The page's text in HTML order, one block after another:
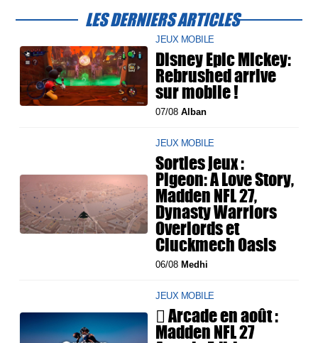
LES DERNIERS ARTICLES
JEUX MOBILE
Disney Epic Mickey:
Rebrushed arrive
sur mobile !
07/08Alban
JEUX MOBILE
Sorties jeux :
Pigeon: A Love Story,
Madden NFL 27,
Dynasty Warriors
Overlords et
Cluckmech Oasis
06/08 Medhi
JEUX MOBILE
 Arcade en août :
Madden NFL 27